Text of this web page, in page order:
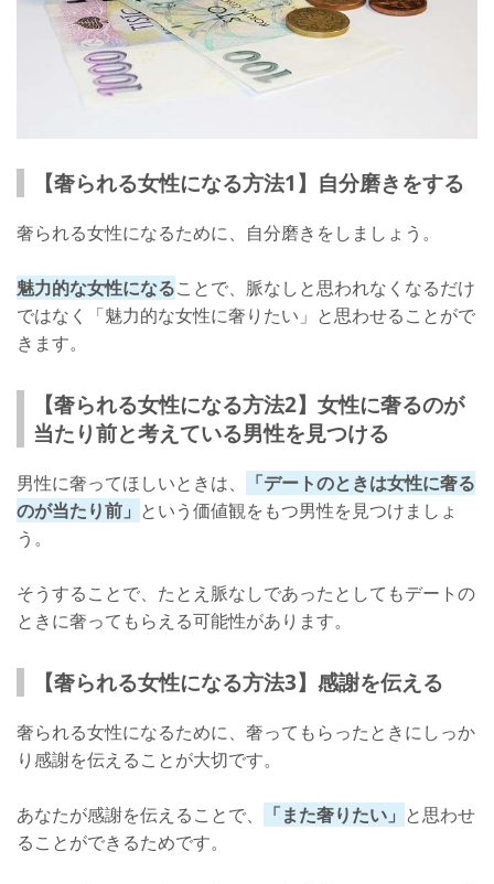
【奢られる女性になる方法1】自分磨きをする
奢られる女性になるために、自分磨きをしましょう。
魅力的な女性になることで、脈なしと思われなくなるだけ
ではなく「魅力的な女性に奢りたい」と思わせることがで
きます。
【奢られる女性になる方法2】女性に奢るのが
当たり前と考えている男性を見つける
男性に奢ってほしいときは、
「デートのときは女性に奢る
のが当たり前」 という価値観をもつ男性を見つけましょ
う。
そうすることで、たとえ脈なしであったとしてもデートの
ときに奢ってもらえる可能性があります。
【奢られる女性になる方法3】感謝を伝える
奢られる女性になるために、奢ってもらったときにしっか
り感謝を伝えることが大切です。
あなたが感謝を伝えることで、 「また奢りたい」 と思わせ
ることができるためです。